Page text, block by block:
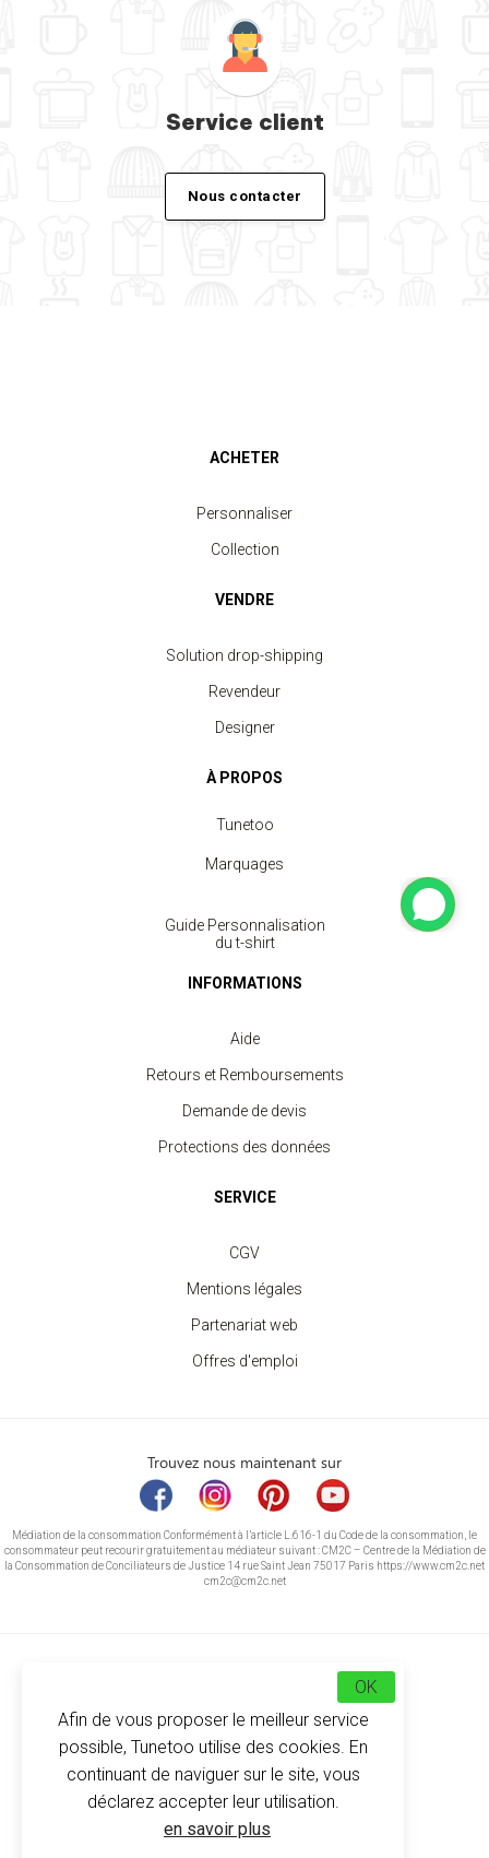
Service client
Nous contacter
ACHETER
Personnaliser
Collection
VENDRE
Solution drop-shipping
Revendeur
Designer
À PROPOS
Tunetoo
Marquages
Guide Personnalisation
du t-shirt
INFORMATIONS
Aide
Retours et Remboursements
Demande de devis
Protections des données
SERVICE
CGV
Mentions légales
Partenariat web
Offres d'emploi
Trouvez nous maintenant sur
Médiation de la consommation Conformément à l’article L.616-1 du Code de la consommation, le
consommateur peut recourir gratuitement au médiateur suivant : CM2C – Centre de la Médiation de
la Consommation de Conciliateurs de Justice 14 rue Saint Jean 75017 Paris https://www.cm2c.net
cm2c@cm2c.net
© Copyright 2026 -Tunetoo
Afin de vous proposer le meilleur service
possible, Tunetoo utilise des cookies. En
continuant de naviguer sur le site, vous
déclarez accepter leur utilisation.
en savoir plus
OK